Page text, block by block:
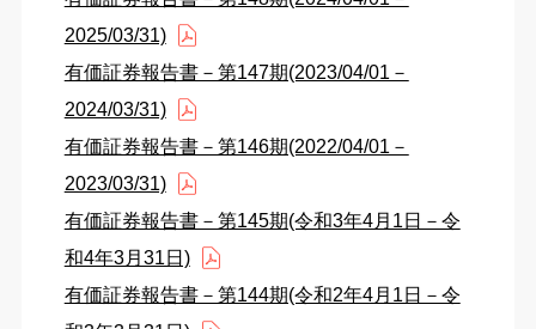
2025/03/31)
有価証券報告書－第147期(2023/04/01－
2024/03/31)
有価証券報告書－第146期(2022/04/01－
2023/03/31)
有価証券報告書－第145期(令和3年4月1日－令
和4年3月31日)
有価証券報告書－第144期(令和2年4月1日－令